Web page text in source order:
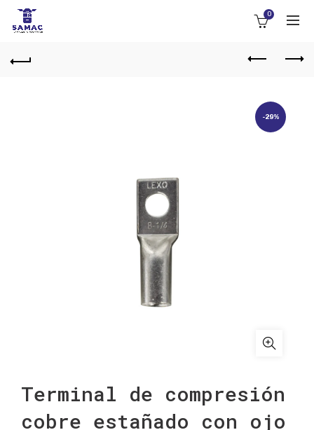
0
-29%
Terminal de compresión
cobre estañado con ojo